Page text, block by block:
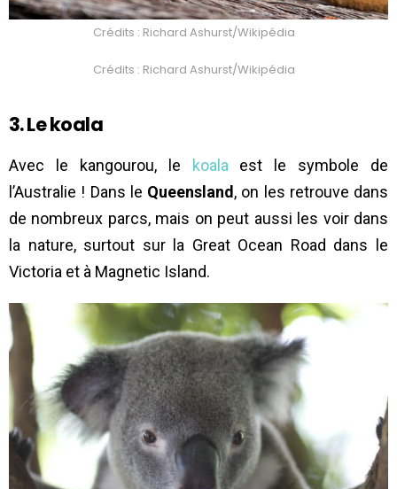
Crédits : Richard Ashurst/Wikipédia
Crédits : Richard Ashurst/Wikipédia
3. Le koala
Avec le kangourou, le koala est le symbole de
l’Australie ! Dans le Queensland , on les retrouve dans
de nombreux parcs, mais on peut aussi les voir dans
la nature, surtout sur la Great Ocean Road dans le
Victoria et à Magnetic Island.